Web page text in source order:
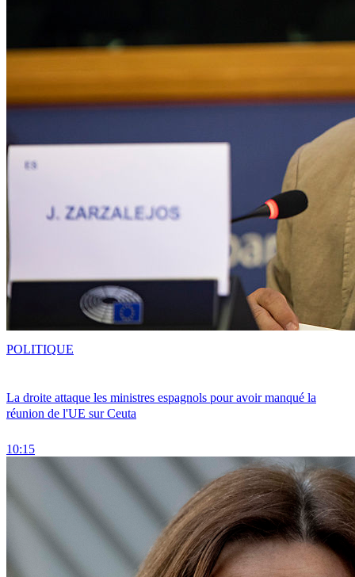
La droite attaque les ministres espagnols pour avoir manqué la
réunion de l'UE sur Ceuta
10:15
POLITIQUE